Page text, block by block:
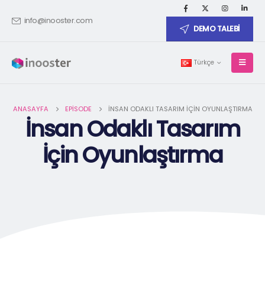
info@inooster.com
DEMO TALEBİ
Türkçe
ANASAYFA EPISODE İNSAN ODAKLI TASARIM İÇIN OYUNLAŞTIRMA
İnsan Odaklı Tasarım
İçin Oyunlaştırma